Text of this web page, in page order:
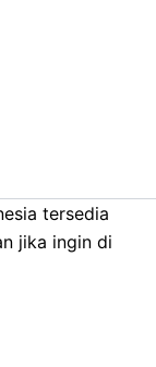
tersedia
jika ingin di